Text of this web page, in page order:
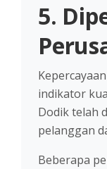
5.
indikator
Dodik telah
pelanggan
Beberapa